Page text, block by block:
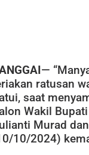
—
ratusan
saat
Wakil
Murad
10/2024)